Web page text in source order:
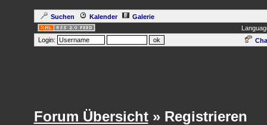
Suchen Kalender
Galerie
Login:
Forum Übersicht» Registrieren